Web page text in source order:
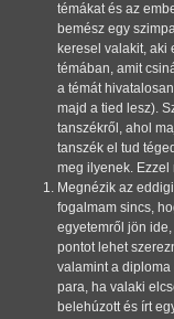
témákat és az
bemész egy
keresel valakit,
témában, amit
a témát
majd a tied lesz).
tanszékről, ahol
tanszék el tud
meg ilyenek.
Megnézik az eddigi
fogalmam sincs,
egyetemről jön
pontot lehet
valamint a
para, ha valaki
belehúzott és írt